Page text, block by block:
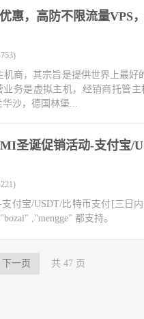
惠，高防不限流量VPS
商，其宗旨是提供世界上最好
务是虚拟主机，经销商托管主
沙，德国林堡...
圣诞促销活动-支付宝/
付宝/USDT/比特币支付[三日
,"mengge" 都支持。
下一页 共 47 页